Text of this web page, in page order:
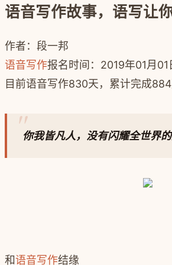
语音写作故事，语写让
作者：段一邦
语音写作报名时间：2019年01月01
目前语音写作830天，累计完成
你我皆凡人，没有闪耀全世界的
和语音写作结缘